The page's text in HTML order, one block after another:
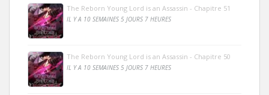
The Reborn Young Lord is an Assassin - Chapitre 51
IL Y A 10 SEMAINES 5 JOURS 7 HEURES
The Reborn Young Lord is an Assassin - Chapitre 50
IL Y A 10 SEMAINES 5 JOURS 7 HEURES